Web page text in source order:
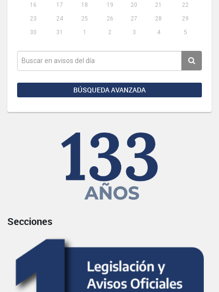
16
17 18 19 20 21
22
23
24 25 26 27 28
29
30
31 1 2 3 4 5
BÚSQUEDA AVANZADA
Secciones